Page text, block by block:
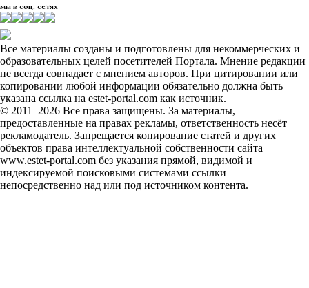
мы в соц. сетях
Все материалы созданы и подготовлены для некоммерческих и
образовательных целей посетителей Портала. Мнение редакции
не всегда совпадает с мнением авторов. При цитировании или
копировании любой информации обязательно должна быть
указана ссылка на estet-portal.com как источник.
© 2011–2026 Все права защищены. За материалы,
предоставленные на правах рекламы, ответственность несёт
рекламодатель. Запрещается копирование статей и других
объектов права интеллектуальной собственности сайта
www.estet-portal.com без указания прямой, видимой и
индексируемой поисковыми системами ссылки
непосредственно над или под источником контента.